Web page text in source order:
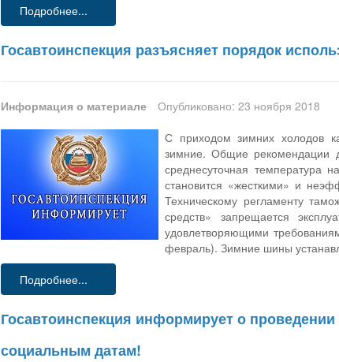
Подробнее...
Госавтоинспекция разъясняет порядок
Информация о материале
Опубликовано: 23 ноября 2018
С приходом зимних холодов
зимние. Общие рекомендации
среднесуточная температура
становится «жесткими» и
Техническому регламенту
средств» запрещается
удовлетворяющими
февраль). Зимние шины
Подробнее...
Госавтоинспекция информирует о
социальным датам!